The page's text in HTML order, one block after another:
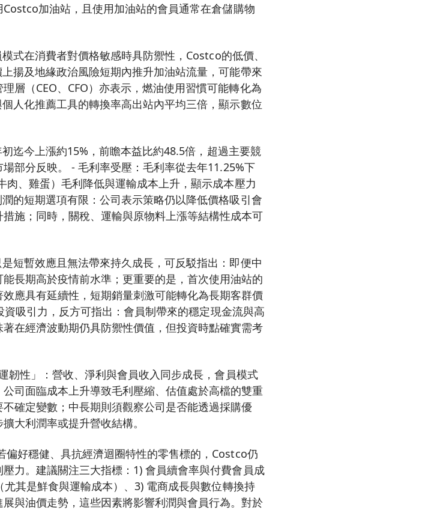
加油站，且使用加油站的會員通常在倉儲購物
式在消費者對價格敏感時具防禦性，Costco的低價、
揚及地緣政治風險短期內推升加油站流量，可能帶來
層（CEO、CFO）亦表示，燃油使用習慣可能轉化為
人化推薦工具的轉換率高出站內平均三倍，顯示數位
迄今上漲約15%，前瞻本益比約48.5倍，超過主要競
部分反映。 - 毛利率受壓：毛利率從去年11.25%下
肉、雞蛋）毛利降低與運輸成本上升，顯示成本壓力
的短期選項有限：公司表示策略仍以降低價格吸引會
施；同時，關稅、運輸與原物料上漲等結構性成本可
短暫效應且無法帶來持久成長，可反駁指出：即便中
長期高於疫情前水準；更重要的是，首次使用油站的
應具有延續性，短期銷量刺激可能轉化為長期客群價
吸引力，反方可指出：會員制帶來的穩定現金流與高
在經濟波動期仍具防禦性價值，但投資時點確實需考
韌性」：營收、淨利與會員收入同步成長，會員模式
司面臨成本上升導致毛利壓縮、估值處於高檔的雙重
確定變數；中長期則須觀察公司是否能透過採購優
大利潤率或提升營收結構。
好穩健、具抗經濟迴圈特性的零售標的，Costco仍
力。建議關注三大指標：1) 會員續會率與付費會員成
其是鮮食與運輸成本）、3) 電商成長與數位轉換持
與油價走勢，這些因素將影響利潤與會員行為。對於